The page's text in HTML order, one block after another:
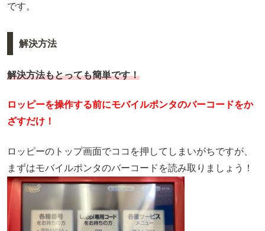
です。
解決方法
解決方法もとっても簡単です！
ロッピーを操作する前にモバイルポンタのバーコードをか
ざすだけ！
ロッピーのトップ画面でココを押してしまいがちですが、
まずはモバイルポンタのバーコードを読み取りましょう！